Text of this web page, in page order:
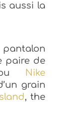
aussi la
pantalon
paire de
Nike
grain
, the